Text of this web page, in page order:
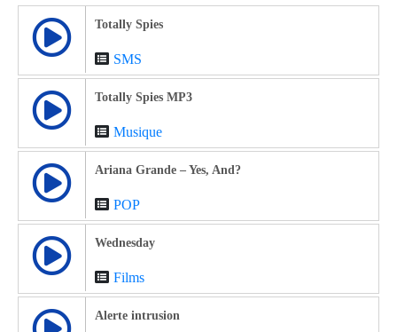
Totally Spies
SMS
Totally Spies MP3
Musique
Ariana Grande – Yes, And?
POP
Wednesday
Films
Alerte intrusion